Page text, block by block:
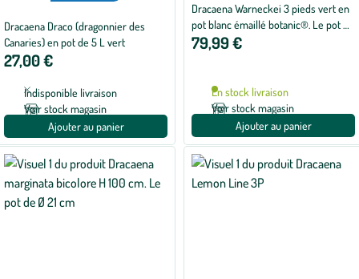
Dracaena Draco (dragonnier des
Canaries) en pot de 5 L vert
27,00 €
Indisponible livraison
Voir stock magasin
Ajouter au panier
Dracaena Warneckei 3 pieds vert en
pot blanc émaillé botanic®. Le pot Ø
24 cm
79,99 €
En stock livraison
Voir stock magasin
Ajouter au panier